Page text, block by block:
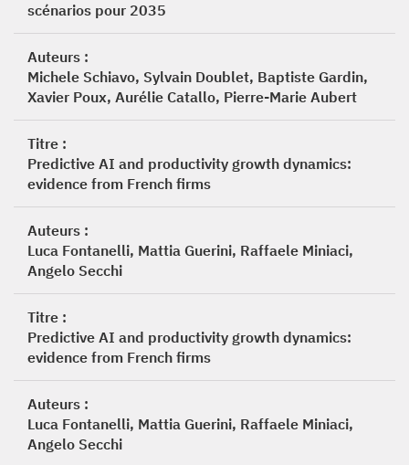
scénarios pour 2035
Auteurs :
Michele Schiavo, Sylvain Doublet, Baptiste Gardin,
Xavier Poux, Aurélie Catallo, Pierre-Marie Aubert
Titre :
Predictive AI and productivity growth dynamics:
evidence from French firms
Auteurs :
Luca Fontanelli, Mattia Guerini, Raffaele Miniaci,
Angelo Secchi
Titre :
Predictive AI and productivity growth dynamics:
evidence from French firms
Auteurs :
Luca Fontanelli, Mattia Guerini, Raffaele Miniaci,
Angelo Secchi